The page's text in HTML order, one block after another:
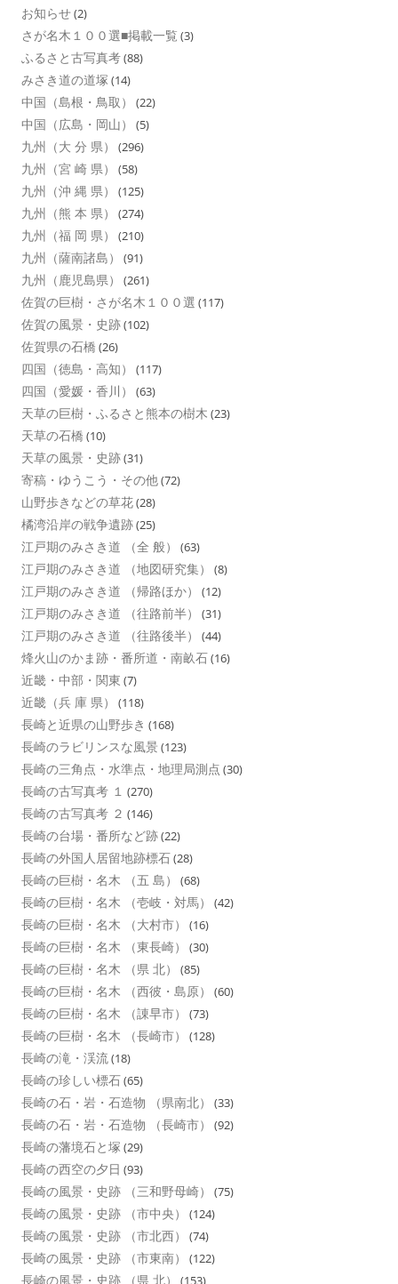
お知らせ(2)
さが名木１００選■掲載一覧 (3)
ふるさと古写真考(88)
みさき道の道塚 (14)
中国（島根・鳥取） (22)
中国（広島・岡山） (5)
九州（大 分 県） (296)
九州（宮 崎 県） (58)
九州（沖 縄 県） (125)
九州（熊 本 県） (274)
九州（福 岡 県） (210)
九州（薩南諸島） (91)
九州（鹿児島県） (261)
佐賀の巨樹・さが名木１００選 (117)
佐賀の風景・史跡(102)
佐賀県の石橋 (26)
四国（徳島・高知） (117)
四国（愛媛・香川） (63)
天草の巨樹・ふるさと熊本の樹木 (23)
天草の石橋 (10)
天草の風景・史跡(31)
寄稿・ゆうこう・その他(72)
山野歩きなどの草花(28)
橘湾沿岸の戦争遺跡(25)
江戸期のみさき道 （全 般） (63)
江戸期のみさき道 （地図研究集） (8)
江戸期のみさき道 （帰路ほか） (12)
江戸期のみさき道 （往路前半） (31)
江戸期のみさき道 （往路後半） (44)
烽火山のかま跡・番所道・南畝石(16)
近畿・中部・関東 (7)
近畿（兵 庫 県） (118)
長崎と近県の山野歩き (168)
長崎のラビリンスな風景 (123)
長崎の三角点・水準点・地理局測点 (30)
長崎の古写真考 １ (270)
長崎の古写真考 ２ (146)
長崎の台場・番所など跡(22)
長崎の外国人居留地跡標石(28)
長崎の巨樹・名木 （五 島） (68)
長崎の巨樹・名木 （壱岐・対馬） (42)
長崎の巨樹・名木 （大村市） (16)
長崎の巨樹・名木 （東長崎） (30)
長崎の巨樹・名木 （県 北） (85)
長崎の巨樹・名木 （西彼・島原） (60)
長崎の巨樹・名木 （諌早市） (73)
長崎の巨樹・名木 （長崎市） (128)
長崎の滝・渓流(18)
長崎の珍しい標石(65)
長崎の石・岩・石造物 （県南北） (33)
長崎の石・岩・石造物 （長崎市） (92)
長崎の藩境石と塚 (29)
長崎の西空の夕日 (93)
長崎の風景・史跡 （三和野母崎） (75)
長崎の風景・史跡 （市中央） (124)
長崎の風景・史跡 （市北西） (74)
長崎の風景・史跡 （市東南） (122)
長崎の風景・史跡 （県 北） (153)